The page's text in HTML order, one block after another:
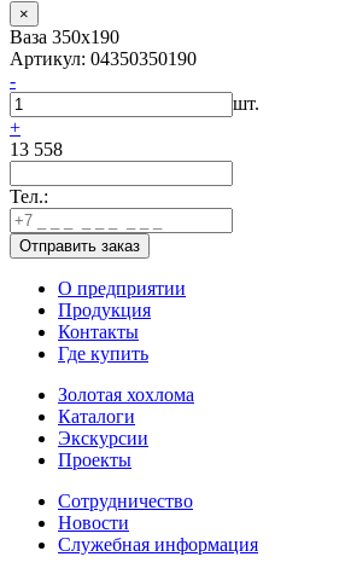
×
Ваза 350х190
Артикул: 04350350190
-
шт.
+
13 558
Тел.:
О предприятии
Продукция
Контакты
Где купить
Золотая хохлома
Каталоги
Экскурсии
Проекты
Сотрудничество
Новости
Служебная информация